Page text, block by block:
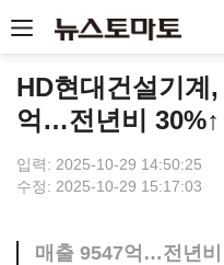
HD현대건설기계
억…전년비 30%↑
입력: 2025-10-29 14:50:25
수정: 2025-10-29 15:17:03
매출 9547억…전년비